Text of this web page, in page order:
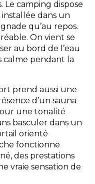
Le camping dispose
dans un
qu’au repos.
On vient se
au bord de l’eau
calme pendant la
prend aussi une
d’un sauna
une tonalité
basculer dans un
orienté
fonctionne
des prestations
vraie sensation de